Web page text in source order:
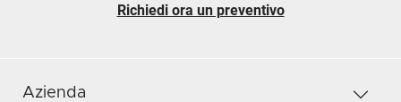
Richiedi ora un preventivo
Azienda